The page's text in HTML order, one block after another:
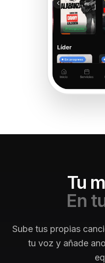
Tu
En
Sube tus propias
tu voz y añade